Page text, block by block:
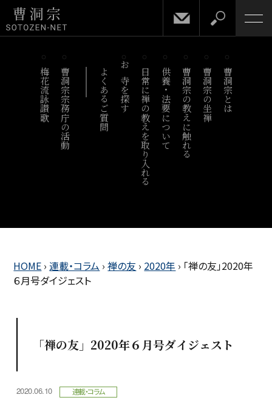
梅花流詠讃歌 曹洞宗宗務庁の活動 よくあるご質問 お寺を探す 日常に禅の教えを取り入れる供養・法要について曹洞宗の教えに触れる 曹洞宗の坐禅 曹洞宗とは
HOME › 連載・コラム › 禅の友 › 2020年 › 「禅の友」2020年
６月号ダイジェスト
「禅の友」2020年６月号ダイジェスト
2020.06.10 連載・コラム